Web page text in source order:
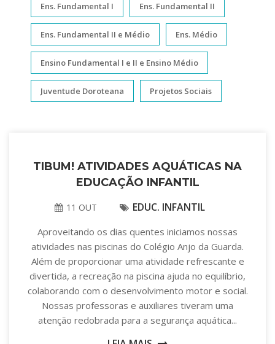
Ens. Fundamental I Ens. Fundamental II
Ens. Fundamental II e Médio Ens. Médio
Ensino Fundamental I e II e Ensino Médio
Juventude Doroteana Projetos Sociais
TIBUM! ATIVIDADES AQUÁTICAS NA
EDUCAÇÃO INFANTIL
11 OUT EDUC. INFANTIL
Aproveitando os dias quentes iniciamos nossas
atividades nas piscinas do Colégio Anjo da Guarda.
Além de proporcionar uma atividade refrescante e
divertida, a recreação na piscina ajuda no equilíbrio,
colaborando com o desenvolvimento motor e social.
Nossas professoras e auxiliares tiveram uma
atenção redobrada para a segurança aquática...